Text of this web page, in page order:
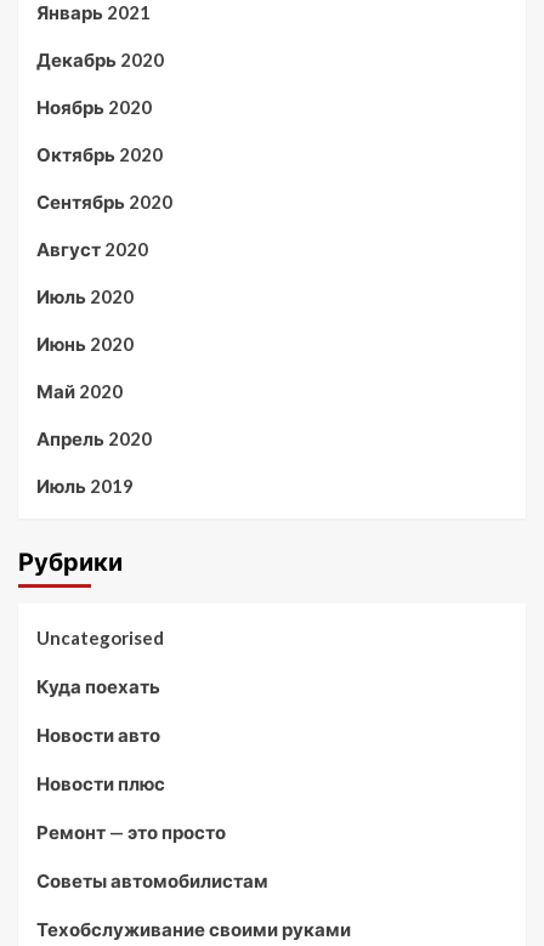
Январь 2021
Декабрь 2020
Ноябрь 2020
Октябрь 2020
Сентябрь 2020
Август 2020
Июль 2020
Июнь 2020
Май 2020
Апрель 2020
Июль 2019
Рубрики
Uncategorised
Куда поехать
Новости авто
Новости плюс
Ремонт — это просто
Советы автомобилистам
Техобслуживание своими руками